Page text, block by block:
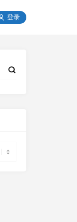
登录